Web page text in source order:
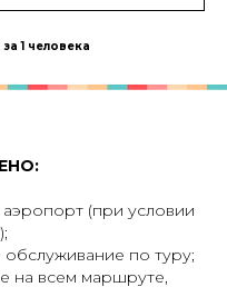
1 человека
(при условии
по туру;
на всем маршруте,